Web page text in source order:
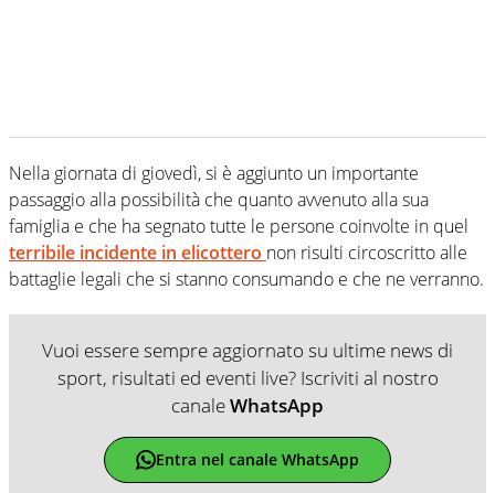
Nella giornata di giovedì, si è aggiunto un importante
passaggio alla possibilità che quanto avvenuto alla sua
famiglia e che ha segnato tutte le persone coinvolte in quel
terribile incidente in elicottero non risulti circoscritto alle
battaglie legali che si stanno consumando e che ne verranno.
Vuoi essere sempre aggiornato su ultime news di
sport, risultati ed eventi live? Iscriviti al nostro
canaleWhatsApp
Entra nel canale WhatsApp